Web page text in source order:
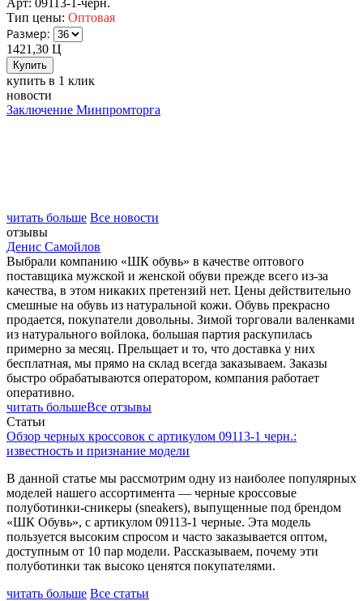
Тип цены: Оптовая
Размер:
1421,30 Ц
купить в 1 клик
новости
Заключение Минпромторга
читать больше Все новости
отзывы
Денис Самойлов
Выбрали компанию «ШК обувь» в качестве оптового
поставщика мужской и женской обуви прежде всего из-за
качества, в этом никаких претензий нет. Цены действительно
смешные на обувь из натуральной кожи. Обувь прекрасно
продается, покупатели довольны. Зимой торговали валенками
из натурального войлока, большая партия раскупилась
примерно за месяц. Прельщает и то, что доставка у них
бесплатная, мы прямо на склад всегда заказываем. Заказы
быстро обрабатываются оператором, компания работает
оперативно.
читать большеВсе отзывы
Статьи
Обзор черных кроссовок с артикулом 09113-1 черн.:
известность и признание модели
В данной статье мы рассмотрим одну из наиболее популярных
моделей нашего ассортимента — черные кроссовые
полуботинки-сникеры (sneakers), выпущенные под брендом
«ШК Обувь», с артикулом 09113-1 черные. Эта модель
пользуется высоким спросом и часто заказывается оптом,
доступным от 10 пар модели. Рассказываем, почему эти
полуботинки так высоко ценятся покупателями.
читать больше Все статьи